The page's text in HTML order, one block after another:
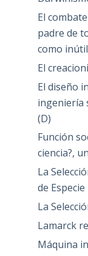
El
padre de
como
El
El diseño
ingeniería
(D)
Función
ciencia?,
La
de Especie
La
Lamarck
Máquina